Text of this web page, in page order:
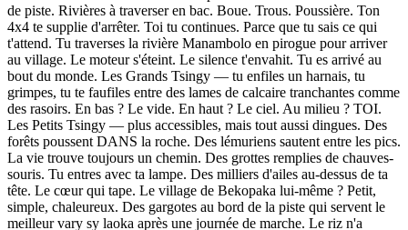
de piste. Rivières à traverser en bac. Boue. Trous. Poussière. Ton
4x4 te supplie d'arrêter. Toi tu continues. Parce que tu sais ce qui
t'attend. Tu traverses la rivière Manambolo en pirogue pour arriver
au village. Le moteur s'éteint. Le silence t'envahit. Tu es arrivé au
bout du monde. Les Grands Tsingy — tu enfiles un harnais, tu
grimpes, tu te faufiles entre des lames de calcaire tranchantes comme
des rasoirs. En bas ? Le vide. En haut ? Le ciel. Au milieu ? TOI.
Les Petits Tsingy — plus accessibles, mais tout aussi dingues. Des
forêts poussent DANS la roche. Des lémuriens sautent entre les pics.
La vie trouve toujours un chemin. Des grottes remplies de chauves-
souris. Tu entres avec ta lampe. Des milliers d'ailes au-dessus de ta
tête. Le cœur qui tape. Le village de Bekopaka lui-même ? Petit,
simple, chaleureux. Des gargotes au bord de la piste qui servent le
meilleur vary sy laoka après une journée de marche. Le riz n'a